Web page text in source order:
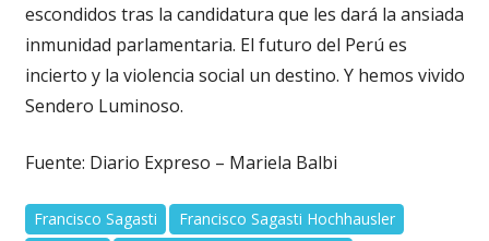
escondidos tras la candidatura que les dará la ansiada
inmunidad parlamentaria. El futuro del Perú es
incierto y la violencia social un destino. Y hemos vivido
Sendero Luminoso.
Fuente: Diario Expreso – Mariela Balbi
Francisco Sagasti
Francisco Sagasti Hochhausler